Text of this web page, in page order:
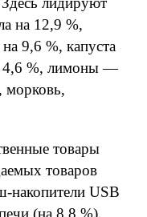
на 12,9 %,
9,6 %, капуста
%, лимоны —
товары
товаров
накопители USB
(на 8,8 %),